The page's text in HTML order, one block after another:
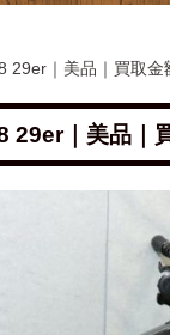
29er｜美品｜買取金
29er｜美品｜